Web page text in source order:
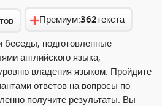
Премиум:362текста
беседы, подготовленные
английского языка,
владения языком. Пройдите
ответов на вопросы по
получите результаты. Вы